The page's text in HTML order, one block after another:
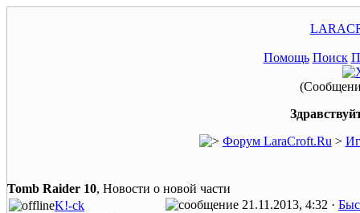
Помощь Поиск
Форум LaraCroft.Ru >
Tomb Raider 10, Новости о новой части
K!-ck
21.11.2013, 4:32 ·